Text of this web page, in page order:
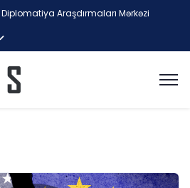
Araşdırmaları Mərkəzi